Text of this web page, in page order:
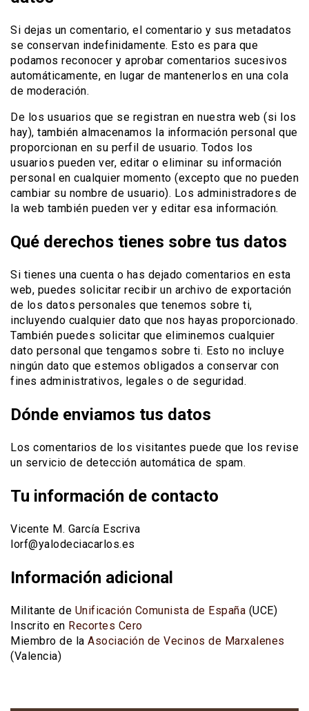
Si dejas un comentario, el comentario y sus metadatos
se conservan indefinidamente. Esto es para que
podamos reconocer y aprobar comentarios sucesivos
automáticamente, en lugar de mantenerlos en una cola
de moderación.
De los usuarios que se registran en nuestra web (si los
hay), también almacenamos la información personal que
proporcionan en su perfil de usuario. Todos los
usuarios pueden ver, editar o eliminar su información
personal en cualquier momento (excepto que no pueden
cambiar su nombre de usuario). Los administradores de
la web también pueden ver y editar esa información.
Qué derechos tienes sobre tus datos
Si tienes una cuenta o has dejado comentarios en esta
web, puedes solicitar recibir un archivo de exportación
de los datos personales que tenemos sobre ti,
incluyendo cualquier dato que nos hayas proporcionado.
También puedes solicitar que eliminemos cualquier
dato personal que tengamos sobre ti. Esto no incluye
ningún dato que estemos obligados a conservar con
fines administrativos, legales o de seguridad.
Dónde enviamos tus datos
Los comentarios de los visitantes puede que los revise
un servicio de detección automática de spam.
Tu información de contacto
Vicente M. García Escriva
lorf@yalodeciacarlos.es
Información adicional
Militante de Unificación Comunista de España (UCE)
Inscrito en Recortes Cero
Miembro de la Asociación de Vecinos de Marxalenes
(Valencia)